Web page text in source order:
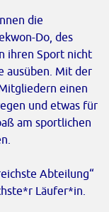
die
Do, des
ihren Sport nicht
ausüben. Mit der
einen
und etwas für
am sportlichen
Abteilung“
Läufer*in.